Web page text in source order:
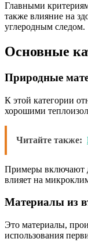
Главными
также влияние на
углеродным следом.
Основные
Природные
К этой категории
хорошими
Читайте также:
Примеры включают
влияет на
Материалы из
Это материалы,
использования